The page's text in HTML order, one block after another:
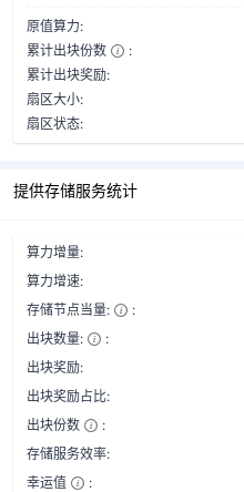
原值算力:
累计出块份数
:
累计出块奖励:
扇区大小:
扇区状态:
提供存储服务统计
算力增量:
算力增速:
存储节点当量:
:
出块数量:
:
出块奖励:
出块奖励占比:
出块份数
:
存储服务效率:
幸运值
: